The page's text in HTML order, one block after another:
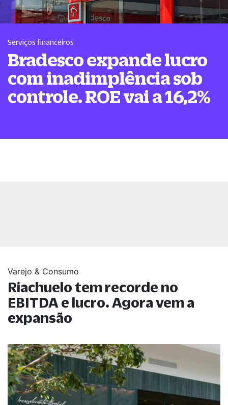
Serviços financeiros
Bradesco expande lucro
com inadimplência sob
controle. ROE vai a 16,2%
Varejo & Consumo
Riachuelo tem recorde no
EBITDA e lucro. Agora vem a
expansão